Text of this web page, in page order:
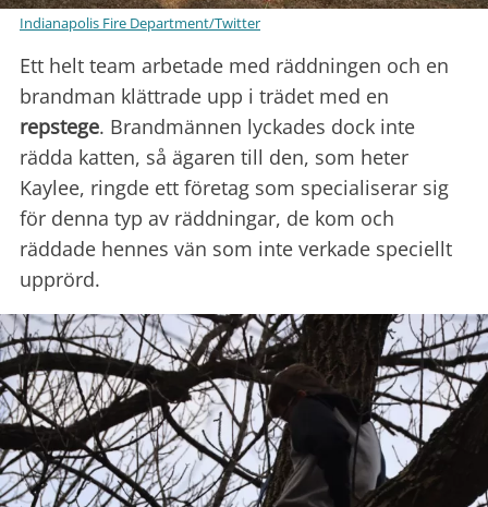
Indianapolis Fire Department/Twitter
Ett helt team arbetade med räddningen och en
brandman klättrade upp i trädet med en
repstege. Brandmännen lyckades dock inte
rädda katten, så ägaren till den, som heter
Kaylee, ringde ett företag som specialiserar sig
för denna typ av räddningar, de kom och
räddade hennes vän som inte verkade speciellt
upprörd.